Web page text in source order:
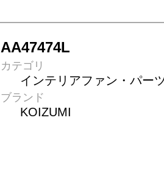
AA47474L
カテゴリ
インテリアファン・パー
ブランド
KOIZUMI